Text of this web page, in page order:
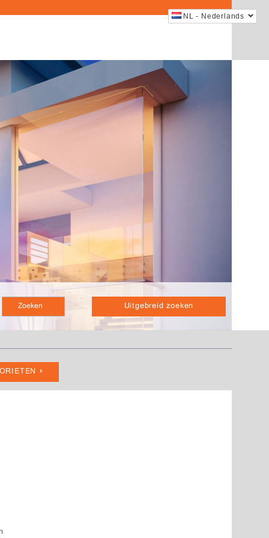
NL - Nederlands
Uitgebreid zoeken